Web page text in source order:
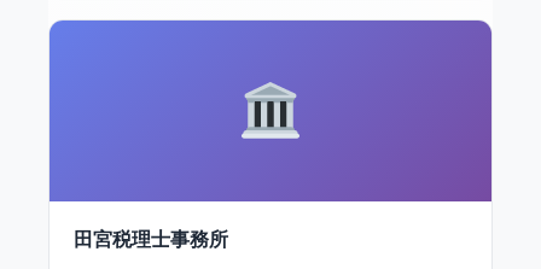
田宮税理士事務所